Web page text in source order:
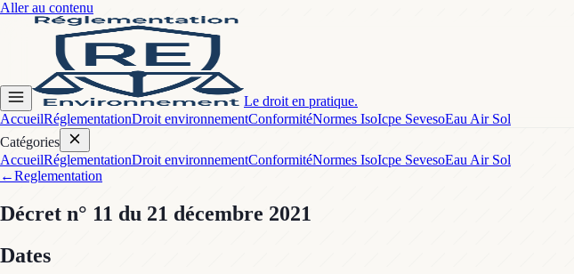
Aller au contenu
Le droit en pratique.
AccueilRéglementationDroit environnementConformitéNormes IsoIcpe SevesoEau Air Sol
Catégories
AccueilRéglementationDroit environnementConformitéNormes IsoIcpe SevesoEau Air Sol
←Reglementation
Décret n° 11 du 21 décembre 2021
Dates